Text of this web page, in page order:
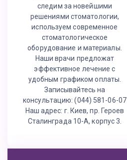
следим за новейшими
решениями стоматологии,
используем современное
стоматологическое
оборудование и материалы.
Наши врачи предложат
эффективное лечение с
удобным графиком оплаты.
Записывайтесь на
консультацию: (044) 581-06-07
Наш адрес: г. Киев, пр. Героев
Сталинграда 10-А, корпус 3.